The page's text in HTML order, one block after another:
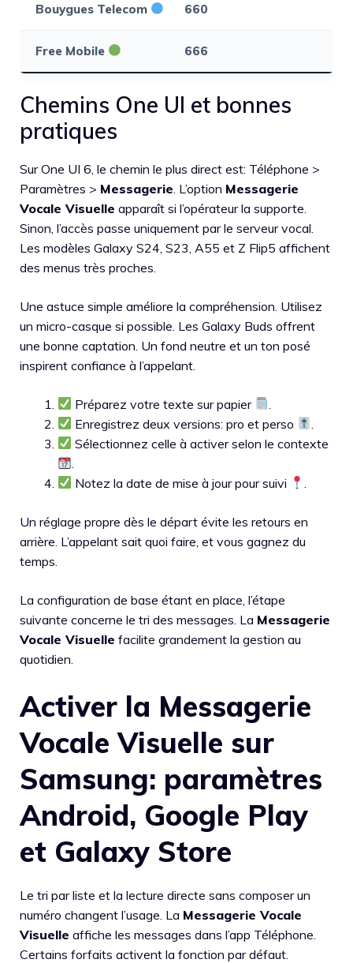
Bouygues Telecom 660
Free Mobile 666
Chemins One UI et bonnes
pratiques
Sur One UI 6, le chemin le plus direct est: Téléphone >
Paramètres > Messagerie . L’option Messagerie
Vocale Visuelle apparaît si l’opérateur la supporte.
Sinon, l’accès passe uniquement par le serveur vocal.
Les modèles Galaxy S24, S23, A55 et Z Flip5 affichent
des menus très proches.
Une astuce simple améliore la compréhension. Utilisez
un micro-casque si possible. Les Galaxy Buds offrent
une bonne captation. Un fond neutre et un ton posé
inspirent confiance à l’appelant.
Préparez votre texte sur papier
Enregistrez deux versions: pro et perso
Sélectionnez celle à activer selon le contexte
Notez la date de mise à jour pour suivi
Un réglage propre dès le départ évite les retours en
arrière. L’appelant sait quoi faire, et vous gagnez du
temps.
La configuration de base étant en place, l’étape
suivante concerne le tri des messages. La Messagerie
Vocale Visuelle facilite grandement la gestion au
quotidien.
Activer la Messagerie
Vocale Visuelle sur
Samsung: paramètres
Android, Google Play
et Galaxy Store
Le tri par liste et la lecture directe sans composer un
numéro changent l’usage. La Messagerie Vocale
Visuelle affiche les messages dans l’app Téléphone.
Certains forfaits activent la fonction par défaut.